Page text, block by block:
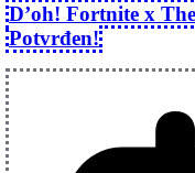
D’oh! Fortnite x
Potvrđen!